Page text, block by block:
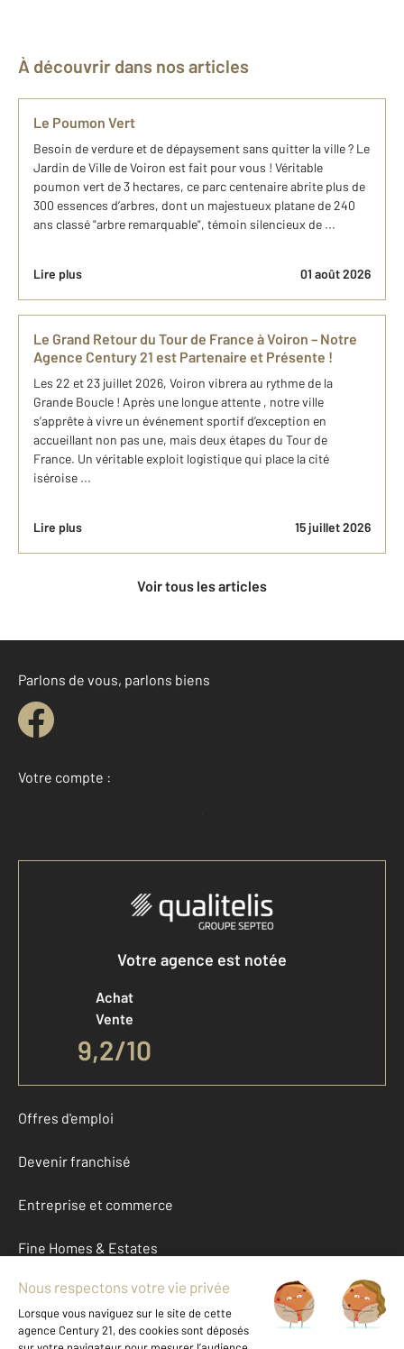
À découvrir dans nos articles
Le Poumon Vert
Besoin de verdure et de dépaysement sans quitter la ville ? Le
Jardin de Ville de Voiron est fait pour vous ! Véritable
poumon vert de 3 hectares, ce parc centenaire abrite plus de
300 essences d’arbres, dont un majestueux platane de 240
ans classé "arbre remarquable", témoin silencieux de ...
Lire plus 01 août 2026
Le Grand Retour du Tour de France à Voiron – Notre
Agence Century 21 est Partenaire et Présente !
Les 22 et 23 juillet 2026, Voiron vibrera au rythme de la
Grande Boucle ! Après une longue attente , notre ville
s’apprête à vivre un événement sportif d’exception en
accueillant non pas une, mais deux étapes du Tour de
France. Un véritable exploit logistique qui place la cité
iséroise ...
Lire plus 15 juillet 2026
Voir tous les articles
Parlons de vous, parlons biens
Votre compte :
Accéder à mon compte
Votre agence est notée
Achat
Vente
9,2/10
Offres d'emploi
Devenir franchisé
Entreprise et commerce
Fine Homes & Estates
À propos
International